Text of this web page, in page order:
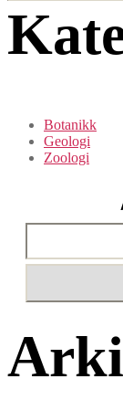
Botanikk
Geologi
Zoologi